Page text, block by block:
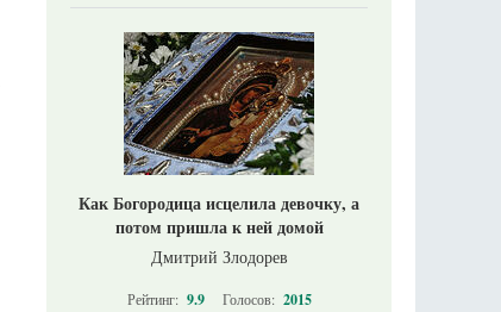
Как Богородица исцелила девочку, а
потом пришла к ней домой
Дмитрий Злодорев
Рейтинг: 9.9 Голосов: 2015